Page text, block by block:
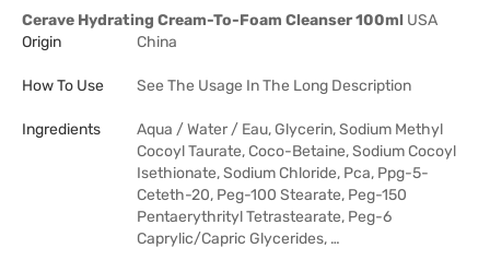
Cerave Hydrating Cream-To-Foam Cleanser 100ml USA
Origin
China
How To Use See The Usage In The Long Description
Ingredients
Aqua / Water / Eau, Glycerin, Sodium Methyl
Cocoyl Taurate, Coco-Betaine, Sodium Cocoyl
Isethionate, Sodium Chloride, Pca, Ppg-5-
Ceteth-20, Peg-100 Stearate, Peg-150
Pentaerythrityl Tetrastearate, Peg-6
Caprylic/Capric Glycerides, …